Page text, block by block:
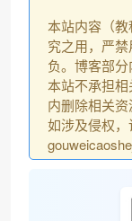
本站内容（
究之用，严
负。博客部分
本站不承担
内删除相关资
如涉及侵权，